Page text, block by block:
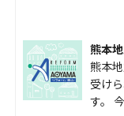
熊本
熊本
受け
す。